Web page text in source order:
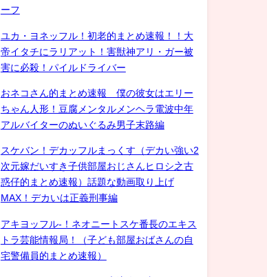
ーフ
ユカ・ヨネッフル！初老的まとめ速報！！大
帝イタチにラリアット！害獣神アリ・ガー被
害に必殺！パイルドライバー
おネコさん的まとめ速報 僕の彼女はエリー
ちゃん人形！豆腐メンタルメンヘラ電波中年
アルバイターのぬいぐるみ男子末路編
スケバン！デカッフルまっくす（デカい強い2
次元嫁だいすき子供部屋おじさんヒロシ之古
惑仔的まとめ速報）話題な動画取り上げ
MAX！デカいは正義刑事編
アキヨッフル-！ネオニートスケ番長のエキス
トラ芸能情報局！（子ども部屋おばさんの自
宅警備員的まとめ速報）